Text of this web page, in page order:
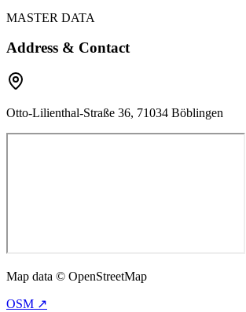
MASTER DATA
Address & Contact
Otto-Lilienthal-Straße 36, 71034 Böblingen
Map data © OpenStreetMap
OSM ↗